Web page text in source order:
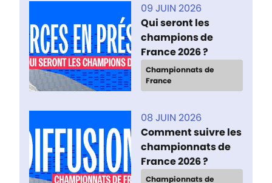
09 JUIN 2026
Qui seront les
champions de
France 2026 ?
Championnats de
France
08 JUIN 2026
Comment suivre les
championnats de
France 2026 ?
Championnats de